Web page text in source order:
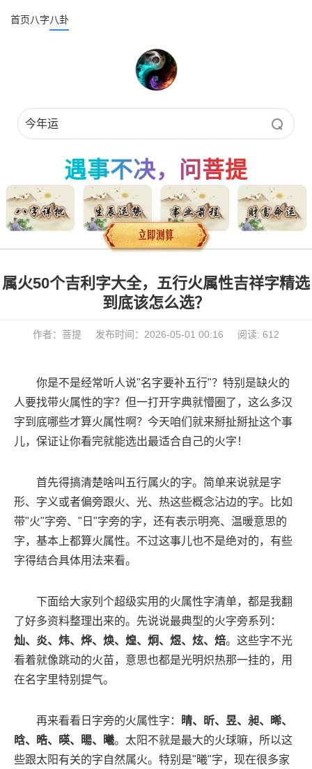
首页八字八卦
遇事不决，问菩提
属火50个吉利字大全，五行火属性吉祥字精选
到底该怎么选？
作者：菩提 发布时间：2026-05-01 00:16 阅读: 612
你是不是经常听人说"名字要补五行"？特别是缺火的
人要找带火属性的字？但一打开字典就懵圈了，这么多汉
字到底哪些才算火属性啊？今天咱们就来掰扯掰扯这个事
儿，保证让你看完就能选出最适合自己的火字！
首先得搞清楚啥叫五行属火的字。简单来说就是字
形、字义或者偏旁跟火、光、热这些概念沾边的字。比如
带"火"字旁、"日"字旁的字，还有表示明亮、温暖意思的
字，基本上都算火属性。不过这事儿也不是绝对的，有些
字得结合具体用法来看。
下面给大家列个超级实用的火属性字清单，都是我翻
了好多资料整理出来的。先说说最典型的火字旁系列：
灿、炎、炜、烨、焕、煌、炯、煜、炫、焙。这些字不光
看着就像跳动的火苗，意思也都是光明炽热那一挂的，用
在名字里特别提气。
再来看看日字旁的火属性字：
晴、昕、昱、昶、晞、
晗、晧、暎、暘、曦。太阳不就是最大的火球嘛，所以这
些跟太阳有关的字自然属火。特别是"曦"字，现在很多家